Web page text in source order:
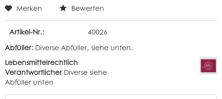
Merken Bewerten
Artikel-Nr.:
40026
Abfüller: Diverse Abfüller, siehe unten.
Lebensmittelrechtlich
Verantwortlicher Diverse siehe
Abfüller unten